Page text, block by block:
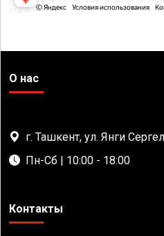
О нас
г. Ташкент, ул. Янги
Пн-Сб | 10:00 - 18:00
Контакты